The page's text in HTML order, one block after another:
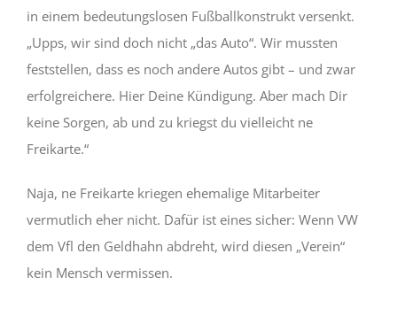
in einem bedeutungslosen Fußballkonstrukt versenkt.
„Upps, wir sind doch nicht „das Auto“. Wir mussten
feststellen, dass es noch andere Autos gibt – und zwar
erfolgreichere. Hier Deine Kündigung. Aber mach Dir
keine Sorgen, ab und zu kriegst du vielleicht ne
Freikarte.“
Naja, ne Freikarte kriegen ehemalige Mitarbeiter
vermutlich eher nicht. Dafür ist eines sicher: Wenn VW
dem Vfl den Geldhahn abdreht, wird diesen „Verein“
kein Mensch vermissen.